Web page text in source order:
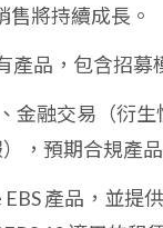
售將持續成長。
產品，包含招
金融交易（衍
，預期合規產
EBS 產品，並